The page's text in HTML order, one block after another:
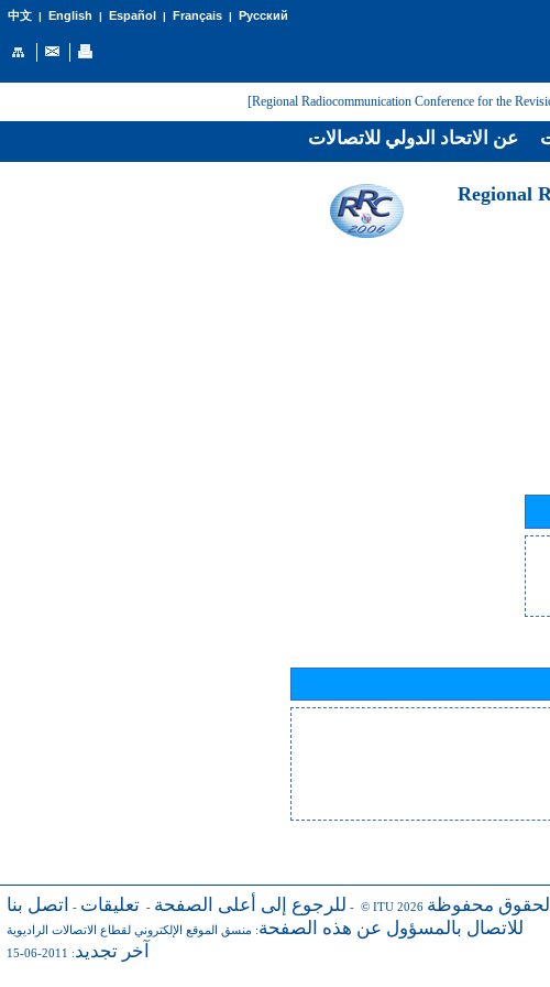
中文| English | Español | Français| Русский
[Regional
للرجوع إلى أعلى الصفحة - تعليقات - اتصل بنا - © ITU 2026 محفوظة
للاتصال بالمسؤول عن هذه الصفحة: منسق الموقع الإلكتروني لقطاع الاتصالات الراديوية
آخر تجديد: 2011-06-15
عن الاتحاد الدولي للاتصالات